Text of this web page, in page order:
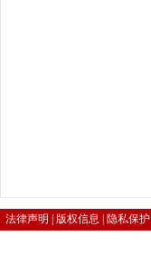
法律声明 版权信息 隐私保护